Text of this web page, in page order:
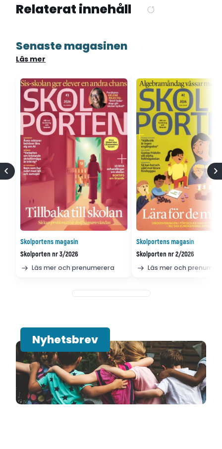
Relaterat innehåll
Senaste magasinen
Läs mer
Skolportens magasin
Skolporten nr 3/2026
Läs mer och prenumerera
Skolportens magasin
Skolporten nr 2/2026
Läs mer och
Nyhetsbrev